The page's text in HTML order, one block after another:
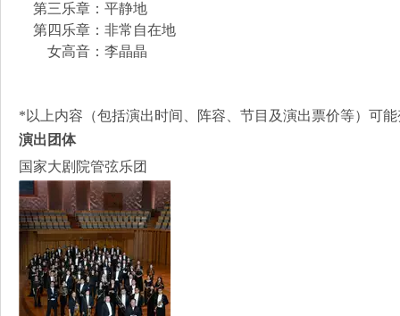
第三乐章：平静地
第四乐章：非常自在地
女高音：李晶晶
*以上内容（包括演出时间、阵容、节目及演出票价等）可
演出团体
国家大剧院管弦乐团